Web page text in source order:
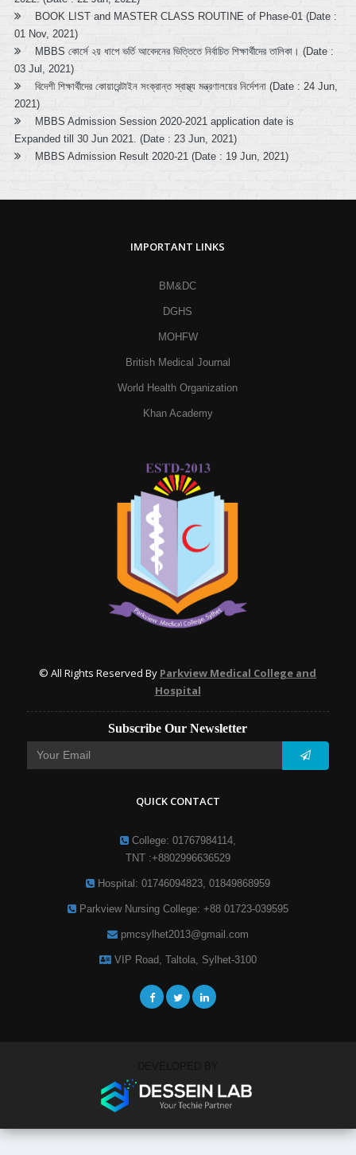
BOOK LIST and MASTER CLASS ROUTINE of Phase-01 (Date :
01 Nov, 2021)
MBBS কোর্সে ২য় ধাপে ভর্তি আবেদনের ভিত্তিতে নির্বাচিত শিক্ষার্থীদের তালিকা। (Date :
03 Jul, 2021)
বিদেশী শিক্ষার্থীদের কোয়ারেন্টাইন সংক্রান্ত স্বাস্থ্য মন্ত্রণালয়ের নির্দেশনা (Date : 24 Jun,
2021)
MBBS Admission Session 2020-2021 application date is
Expanded till 30 Jun 2021. (Date : 23 Jun, 2021)
MBBS Admission Result 2020-21 (Date : 19 Jun, 2021)
IMPORTANT LINKS
BM&DC
DGHS
MOHFW
British Medical Journal
World Health Organization
Khan Academy
© All Rights Reserved By Parkview Medical College and
Hospital
Subscribe Our Newsletter
QUICK CONTACT
College: 01767984114,
TNT :+8802996636529
Hospital: 01746094823, 01849868959
Parkview Nursing College: +88 01723-039595
pmcsylhet2013@gmail.com
VIP Road, Taltola, Sylhet-3100